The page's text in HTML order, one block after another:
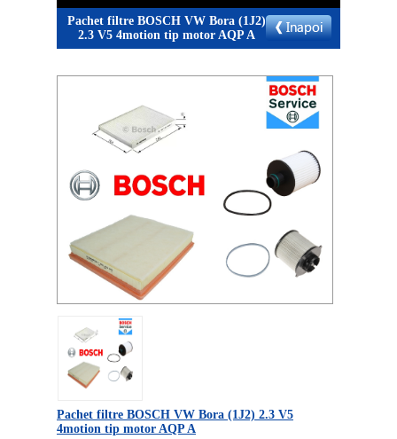
Pachet filtre BOSCH VW Bora (1J2)
2.3 V5 4motion tip motor AQP A
Pachet filtre BOSCH VW Bora (1J2) 2.3 V5
4motion tip motor AQP A